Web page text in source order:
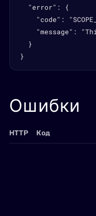
  "error": {
"code":
"message":
  }
}
Ошибки
HTTP Код